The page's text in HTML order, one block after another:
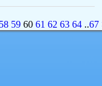
58 59 60 61 62 63 64..67